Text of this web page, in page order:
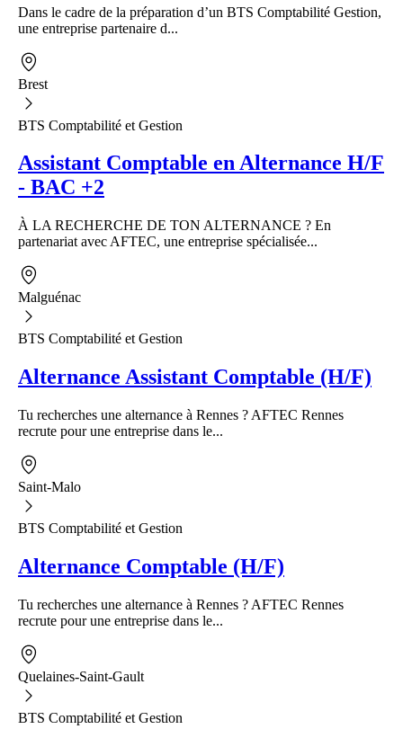
Dans le cadre de la préparation d’un BTS Comptabilité Gestion,
une entreprise partenaire d...
Brest
BTS Comptabilité et Gestion
Assistant Comptable en Alternance H/F
- BAC +2
À LA RECHERCHE DE TON ALTERNANCE ? En
partenariat avec AFTEC, une entreprise spécialisée...
Malguénac
BTS Comptabilité et Gestion
Alternance Assistant Comptable (H/F)
Tu recherches une alternance à Rennes ? AFTEC Rennes
recrute pour une entreprise dans le...
Saint-Malo
BTS Comptabilité et Gestion
Alternance Comptable (H/F)
Tu recherches une alternance à Rennes ? AFTEC Rennes
recrute pour une entreprise dans le...
Quelaines-Saint-Gault
BTS Comptabilité et Gestion